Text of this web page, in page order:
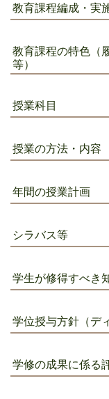
教育課程編成・実
教育課程の特色（
等）
授業科目
授業の方法・内容
年間の授業計画
シラバス等
学生が修得すべき
学位授与方針（デ
学修の成果に係る